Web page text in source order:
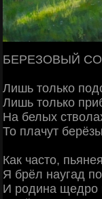
БЕРЕЗОВЫЙ
Лишь только
Лишь только
На белых
То плачут
Как часто,
Я брёл наугад
И родина щедро